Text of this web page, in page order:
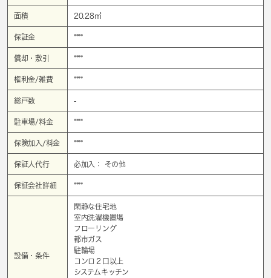
面積 20.28㎡
保証金 ****
償却・敷引 ****
権利金/雑費 ****
総戸数 -
駐車場/料金 ****
保険加入/料金 ****
保証人代行 必加入： その他
保証会社詳細 ****
設備・条件
閑静な住宅地
室内洗濯機置場
フローリング
都市ガス
駐輪場
コンロ２口以上
システムキッチン